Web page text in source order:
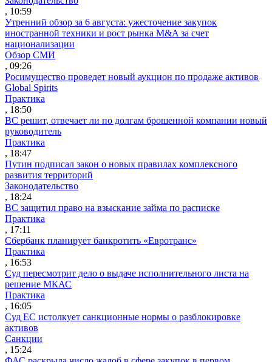
, 10:59
Утренний обзор за 6 августа: ужесточение закупок
иностранной техники и рост рынка M&A за счет
национализации
Обзор СМИ
, 09:26
Росимущество проведет новый аукцион по продаже активов
Global Spirits
Практика
, 18:50
ВС решит, отвечает ли по долгам брошенной компании новый
руководитель
Практика
, 18:47
Путин подписал закон о новых правилах комплексного
развития территорий
Законодательство
, 18:24
ВС защитил право на взыскание займа по расписке
Практика
, 17:11
Сбербанк планирует банкротить «Евротранс»
Практика
, 16:53
Суд пересмотрит дело о выдаче исполнительного листа на
решение МКАС
Практика
, 16:05
Суд ЕС истолкует санкционные нормы о разблокировке
активов
Санкции
, 15:24